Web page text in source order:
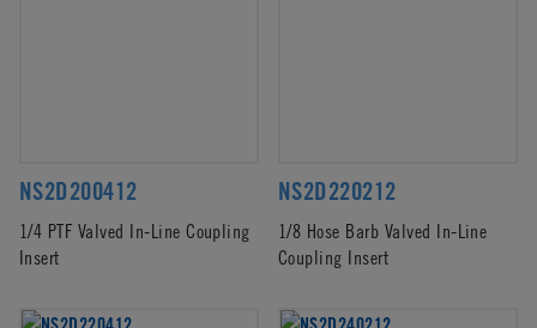
NS2D200412
1/4 PTF Valved In-Line Coupling
Insert
NS2D220212
1/8 Hose Barb Valved In-Line
Coupling Insert